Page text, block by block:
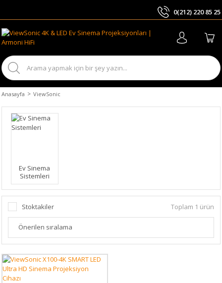
0(212) 220 85 25
Anasayfa ViewSonic
Ev Sinema
Sistemleri
Stoktakiler Toplam 1 ürün